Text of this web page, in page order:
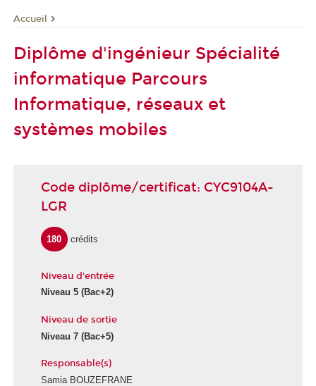
Accueil
Diplôme d'ingénieur Spécialité
informatique Parcours
Informatique, réseaux et
systèmes mobiles
Code diplôme/certificat: CYC9104A-
LGR
180 crédits
Niveau d'entrée
Niveau 5 (Bac+2)
Niveau de sortie
Niveau 7 (Bac+5)
Responsable(s)
Samia BOUZEFRANE